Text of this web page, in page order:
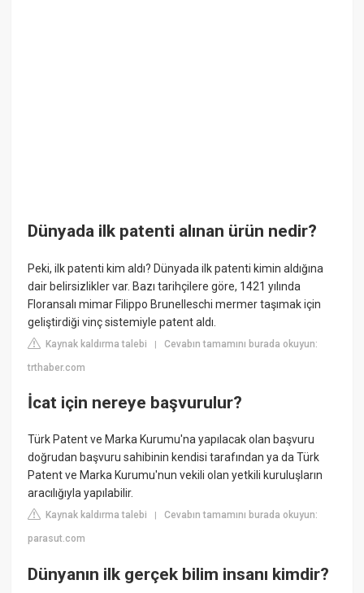
Dünyada ilk patenti alınan ürün nedir?
Peki, ilk patenti kim aldı? Dünyada ilk patenti kimin aldığına
dair belirsizlikler var. Bazı tarihçilere göre, 1421 yılında
Floransalı mimar Filippo Brunelleschi mermer taşımak için
geliştirdiği vinç sistemiyle patent aldı.
Kaynak kaldırma talebi |Cevabın tamamını burada okuyun:
trthaber.com
İcat için nereye başvurulur?
Türk Patent ve Marka Kurumu'na yapılacak olan başvuru
doğrudan başvuru sahibinin kendisi tarafından ya da Türk
Patent ve Marka Kurumu'nun vekili olan yetkili kuruluşların
aracılığıyla yapılabilir.
Kaynak kaldırma talebi |Cevabın tamamını burada okuyun:
parasut.com
Dünyanın ilk gerçek bilim insanı kimdir?